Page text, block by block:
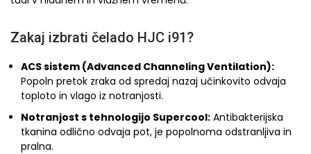
Zakaj izbrati čelado HJC i91?
ACS sistem (Advanced Channeling Ventilation):
Popoln pretok zraka od spredaj nazaj učinkovito odvaja
toploto in vlago iz notranjosti.
Notranjost s tehnologijo Supercool: Antibakterijska
tkanina odlično odvaja pot, je popolnoma odstranljiva in
pralna.